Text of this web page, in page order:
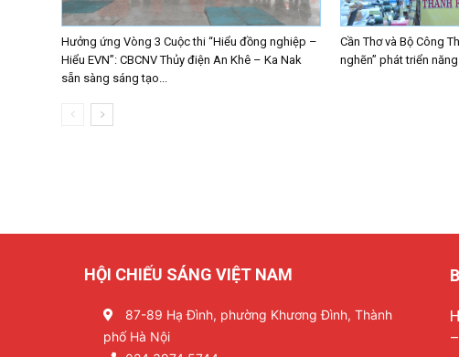
Hưởng ứng Vòng 3 Cuộc thi “Hiểu đồng nghiệp –
Hiểu EVN”: CBCNV Thủy điện An Khê – Ka Nak
sẵn sàng sáng tạo...
Cần Thơ và Bộ Công
nghẽn” phát triển
HỘI CHIẾU SÁNG VIỆT NAM
87-89 Hạ Đình, phường Khương Đình, Thành
phố Hà Nội